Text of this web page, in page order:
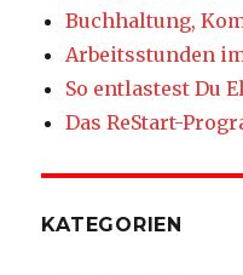
Buchhaltung,
Arbeitsstunden
So entlastest Du
Das ReStart-
KATEGORIEN